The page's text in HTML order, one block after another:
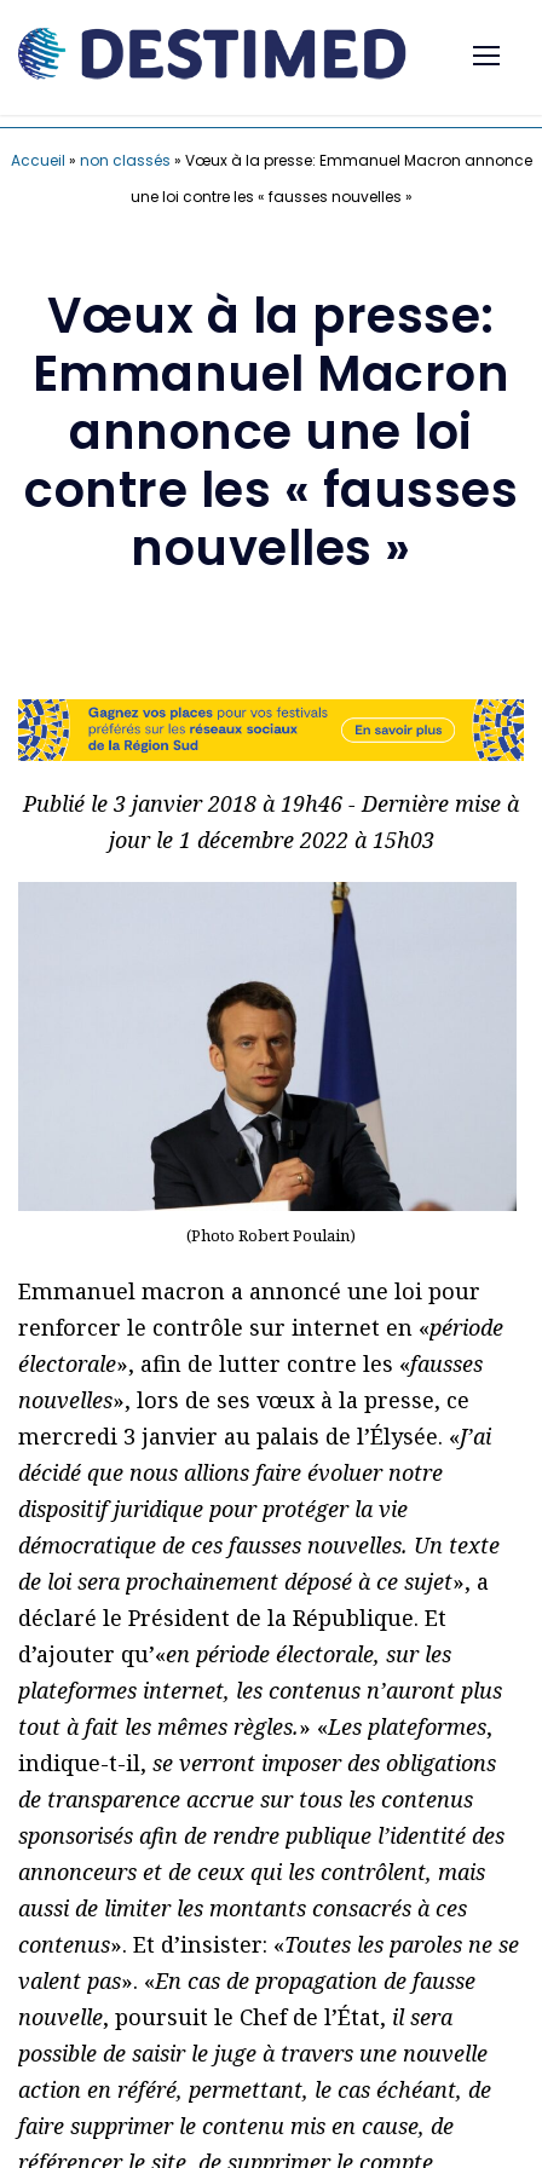
Accueil » non classés » Vœux à la presse: Emmanuel Macron annonce
une loi contre les « fausses nouvelles »
Vœux à la presse:
Emmanuel Macron
annonce une loi
contre les « fausses
nouvelles »
Publié le 3 janvier 2018 à 19h46 - Dernière mise à
jour le 1 décembre 2022 à 15h03
(Photo Robert Poulain)
Emmanuel macron a annoncé une loi pour
renforcer le contrôle sur internet en «période
électorale», afin de lutter contre les «fausses
nouvelles», lors de ses vœux à la presse, ce
mercredi 3 janvier au palais de l’Élysée. «J’ai
décidé que nous allions faire évoluer notre
dispositif juridique pour protéger la vie
démocratique de ces fausses nouvelles. Un texte
de loi sera prochainement déposé à ce sujet», a
déclaré le Président de la République. Et
d’ajouter qu’«en période électorale, sur les
plateformes internet, les contenus n’auront plus
tout à fait les mêmes règles.» «Les plateformes,
indique-t-il, se verront imposer des obligations
de transparence accrue sur tous les contenus
sponsorisés afin de rendre publique l’identité des
annonceurs et de ceux qui les contrôlent, mais
aussi de limiter les montants consacrés à ces
contenus». Et d’insister: «Toutes les paroles ne se
valent pas». «En cas de propagation de fausse
nouvelle, poursuit le Chef de l’État, il sera
possible de saisir le juge à travers une nouvelle
action en référé, permettant, le cas échéant, de
faire supprimer le contenu mis en cause, de
référencer le site, de supprimer le compte